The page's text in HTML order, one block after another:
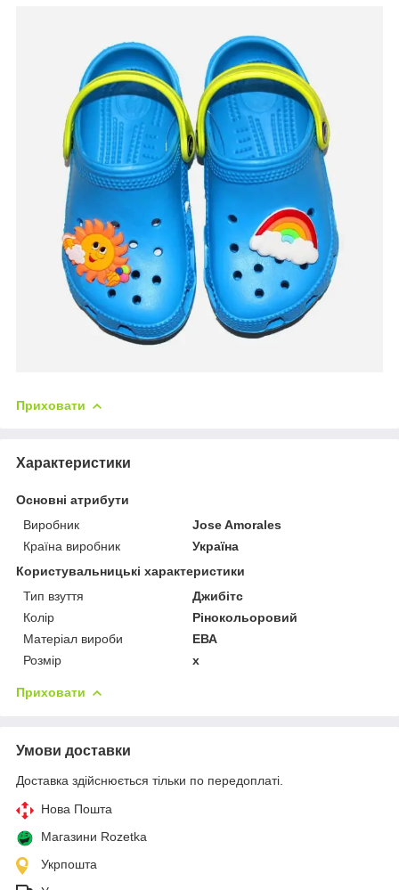
Приховати
Характеристики
Основні атрибути
Виробник
Jose Amorales
Країна виробник
Україна
Користувальницькі характеристики
Тип взуття
Джибітс
Колір
Рінокольоровий
Матеріал вироби
ЕВА
Розмір
x
Приховати
Умови доставки
Доставка здійснюється тільки по передоплаті.
Нова Пошта
Магазини Rozetka
Укрпошта